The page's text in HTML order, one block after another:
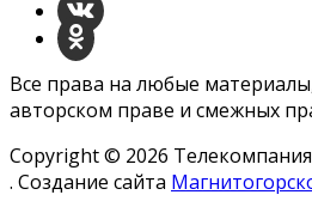
Все права на любые
авторском праве и смежных
Copyright © 2026
. Создание сайта